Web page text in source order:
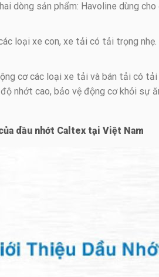
dòng sản phẩm: Havoline dùng
loại xe con, xe tải có tải trọng
cơ các loại xe tải và bán tải có
nhớt cao, bảo vệ động cơ khỏi sự
dầu nhớt Caltex tại Việt Nam